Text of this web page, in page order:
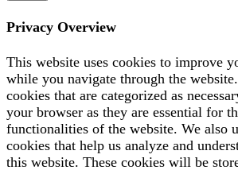
Privacy Overview
This website uses cookies to improve
while you navigate through the
cookies that are categorized as
your browser as they are essential for
functionalities of the website. We also
cookies that help us analyze and
this website. These cookies will be